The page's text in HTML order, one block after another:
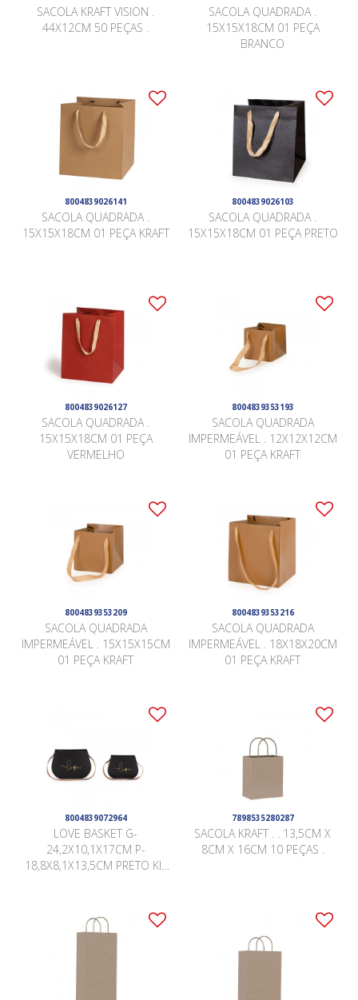
SACOLA KRAFT VISION .
44X12CM 50 PEÇAS .
SACOLA QUADRADA .
15X15X18CM 01 PEÇA
BRANCO
8004839026141
SACOLA QUADRADA .
15X15X18CM 01 PEÇA KRAFT
8004839026103
SACOLA QUADRADA .
15X15X18CM 01 PEÇA PRETO
8004839026127
SACOLA QUADRADA .
15X15X18CM 01 PEÇA
VERMELHO
8004839353193
SACOLA QUADRADA
IMPERMEÁVEL . 12X12X12CM
01 PEÇA KRAFT
8004839353209
SACOLA QUADRADA
IMPERMEÁVEL . 15X15X15CM
01 PEÇA KRAFT
8004839353216
SACOLA QUADRADA
IMPERMEÁVEL . 18X18X20CM
01 PEÇA KRAFT
8004839072964
LOVE BASKET G-
24,2X10,1X17CM P-
18,8X8,1X13,5CM PRETO KIT
7898535280287
SACOLA KRAFT . . 13,5CM X
8CM X 16CM 10 PEÇAS .